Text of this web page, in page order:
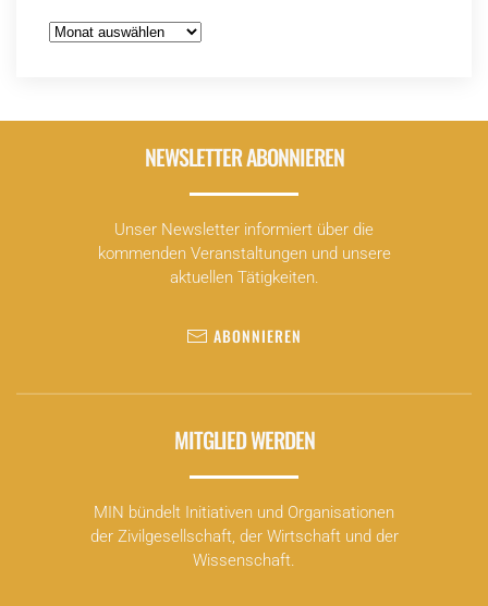
Archiv
NEWSLETTER ABONNIEREN
Unser Newsletter informiert über die
kommenden Veranstaltungen und unsere
aktuellen Tätigkeiten.
ABONNIEREN
MITGLIED WERDEN
MIN bündelt Initiativen und Organisationen
der Zivilgesellschaft, der Wirtschaft und der
Wissenschaft.